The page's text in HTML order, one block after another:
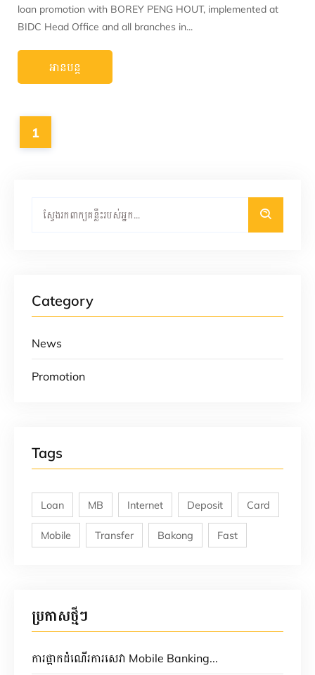
loan promotion with BOREY PENG HOUT, implemented at
BIDC Head Office and all branches in...
អានបន្ត
1
Category
News
Promotion
Tags
Loan MB Internet Deposit Card
Mobile Transfer Bakong Fast
ប្រកាសថ្មីៗ
ការផ្អាកដំណើរការសេវា Mobile Banking...